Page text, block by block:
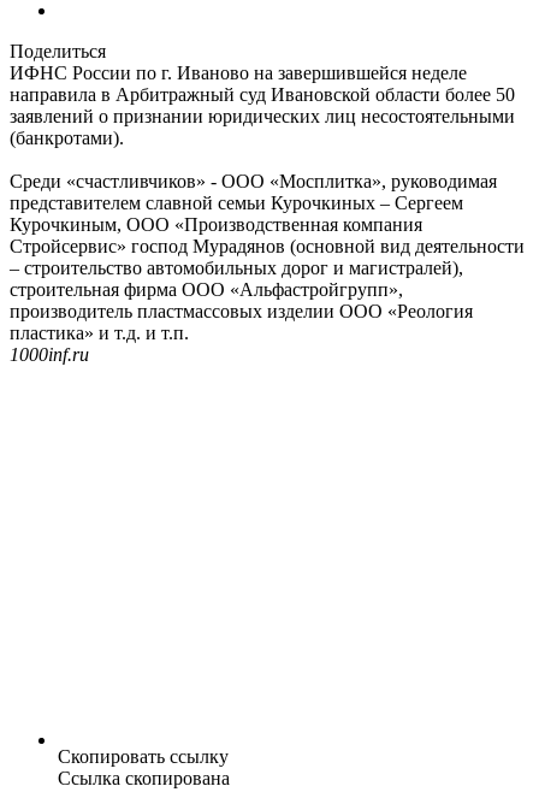
Поделиться
ИФНС России по г. Иваново на завершившейся неделе
направила в Арбитражный суд Ивановской области более 50
заявлений о признании юридических лиц несостоятельными
(банкротами).
Среди «счастливчиков» - ООО «Мосплитка», руководимая
представителем славной семьи Курочкиных – Сергеем
Курочкиным, ООО «Производственная компания
Стройсервис» господ Мурадянов (основной вид деятельности
– строительство автомобильных дорог и магистралей),
строительная фирма ООО «Альфастройгрупп»,
производитель пластмассовых изделии ООО «Реология
пластика» и т.д. и т.п.
1000inf.ru
Скопировать ссылку
Ссылка скопирована